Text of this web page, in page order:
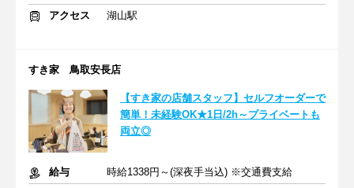
アクセス 湖山駅
すき家 鳥取安長店
【すき家の店舗スタッフ】セルフオーダーで
簡単！未経験OK★1日/2h～プライベートも
両立◎
給与
時給1338円～(深夜手当込) ※交通費支給